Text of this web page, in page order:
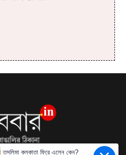
তসলিমা কলকাতা ফিরে এলেন কেন?